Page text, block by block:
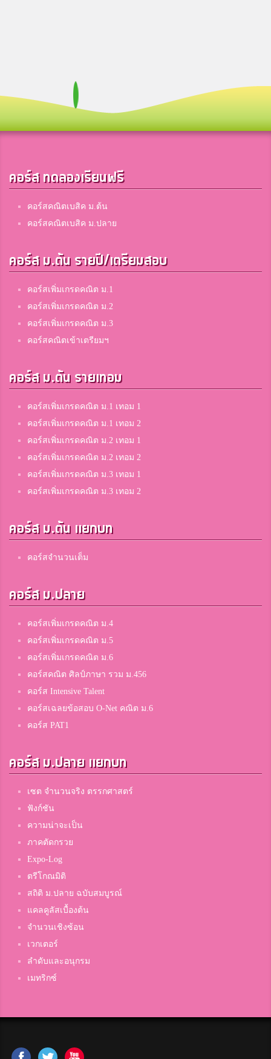
คอร์ส ทดลองเรียนฟรี
คอร์สคณิตเบสิค ม.ต้น
คอร์สคณิตเบสิค ม.ปลาย
คอร์ส ม.ต้น รายปี/เตรียมสอบ
คอร์สเพิ่มเกรดคณิต ม.1
คอร์สเพิ่มเกรดคณิต ม.2
คอร์สเพิ่มเกรดคณิต ม.3
คอร์สคณิตเข้าเตรียมฯ
คอร์ส ม.ต้น รายเทอม
คอร์สเพิ่มเกรดคณิต ม.1 เทอม 1
คอร์สเพิ่มเกรดคณิต ม.1 เทอม 2
คอร์สเพิ่มเกรดคณิต ม.2 เทอม 1
คอร์สเพิ่มเกรดคณิต ม.2 เทอม 2
คอร์สเพิ่มเกรดคณิต ม.3 เทอม 1
คอร์สเพิ่มเกรดคณิต ม.3 เทอม 2
คอร์ส ม.ต้น แยกบท
คอร์สจำนวนเต็ม
คอร์ส ม.ปลาย
คอร์สเพิ่มเกรดคณิต ม.4
คอร์สเพิ่มเกรดคณิต ม.5
คอร์สเพิ่มเกรดคณิต ม.6
คอร์สคณิต ศิลป์ภาษา รวม ม.456
คอร์ส Intensive Talent
คอร์สเฉลยข้อสอบ O-Net คณิต ม.6
คอร์ส PAT1
คอร์ส ม.ปลาย แยกบท
เซต จำนวนจริง ตรรกศาสตร์
ฟังก์ชัน
ความน่าจะเป็น
ภาคตัดกรวย
Expo-Log
ตรีโกณมิติ
สถิติ ม.ปลาย ฉบับสมบูรณ์
แคลคูลัสเบื้องต้น
จำนวนเชิงซ้อน
เวกเตอร์
ลำดับและอนุกรม
เมทริกซ์